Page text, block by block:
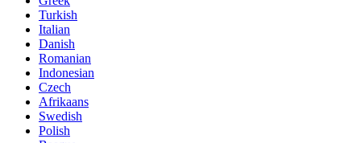
Turkish
Italian
Danish
Romanian
Indonesian
Czech
Afrikaans
Swedish
Polish